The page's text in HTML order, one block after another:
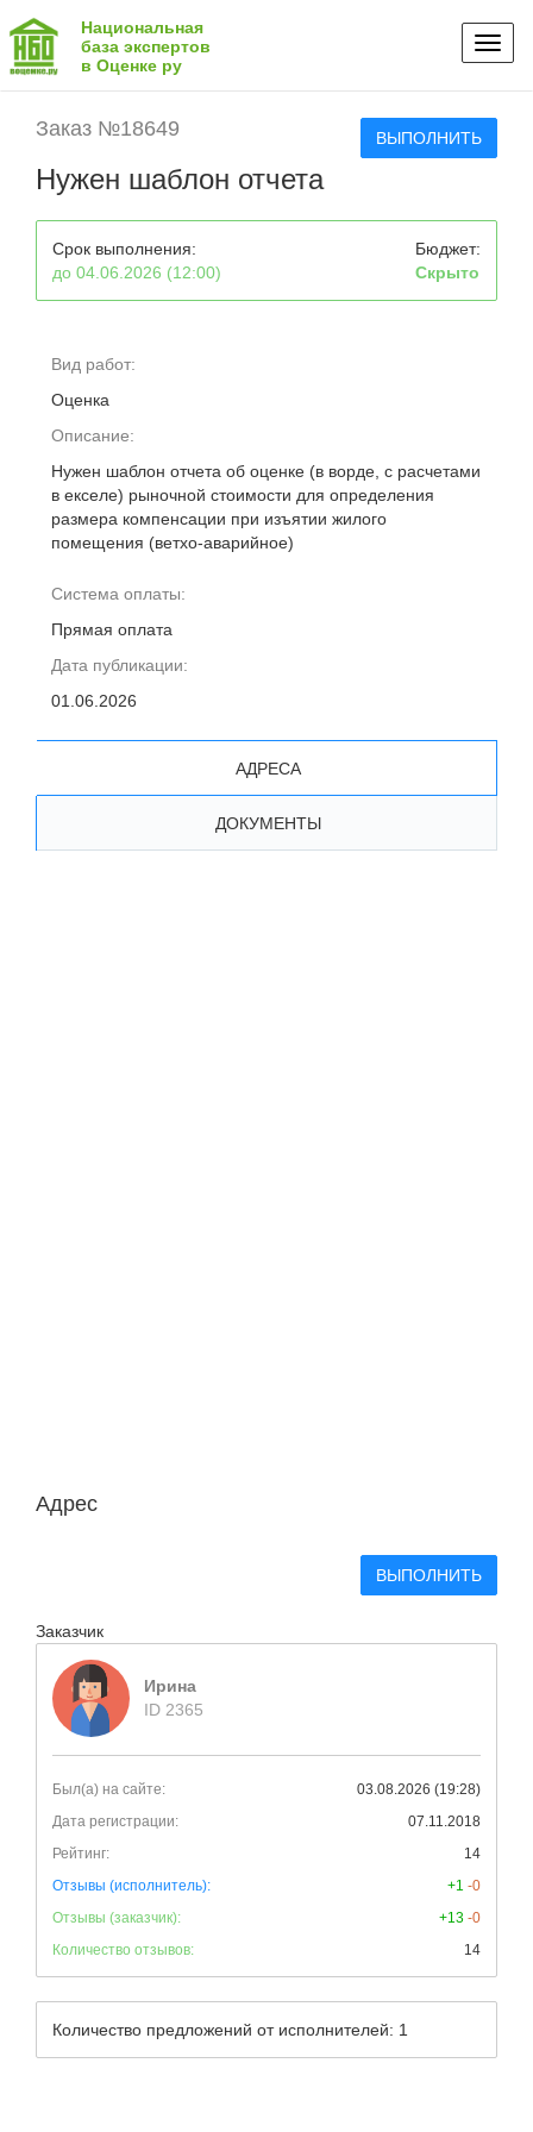
Национальная
база экспертов
в Оценке ру
Заказ №18649 ВЫПОЛНИТЬ
Нужен шаблон отчета
Срок выполнения:
до 04.06.2026 (12:00)
Бюджет:
Скрыто
Вид работ:
Оценка
Описание:
Нужен шаблон отчета об оценке (в ворде, с расчетами
в екселе) рыночной стоимости для определения
размера компенсации при изъятии жилого
помещения (ветхо-аварийное)
Система оплаты:
Прямая оплата
Дата публикации:
01.06.2026
АДРЕСА
ДОКУМЕНТЫ
Адрес
ВЫПОЛНИТЬ
Заказчик
Ирина
ID 2365
Был(а) на сайте:
03.08.2026 (19:28)
Дата регистрации:
07.11.2018
Рейтинг:
14
Отзывы (исполнитель):
+1 -0
Отзывы (заказчик):
+13 -0
Количество отзывов:
14
Количество предложений от исполнителей: 1